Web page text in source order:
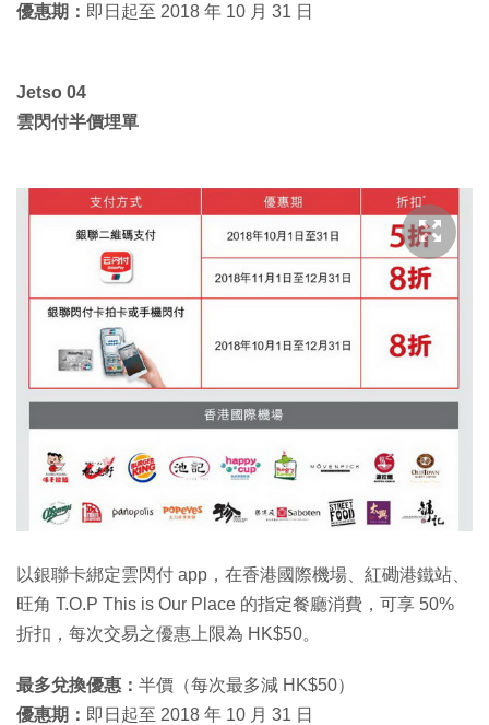
優惠期： 即日起至 2018 年 10 月 31 日
Jetso 04
雲閃付半價埋單
以銀聯卡綁定雲閃付 app，在香港國際機場、紅磡港鐵站、
旺角 T.O.P This is Our Place 的指定餐廳消費，可享 50%
折扣，每次交易之優惠上限為 HK$50。
最多兌換優惠： 半價（每次最多減 HK$50）
優惠期： 即日起至 2018 年 10 月 31 日